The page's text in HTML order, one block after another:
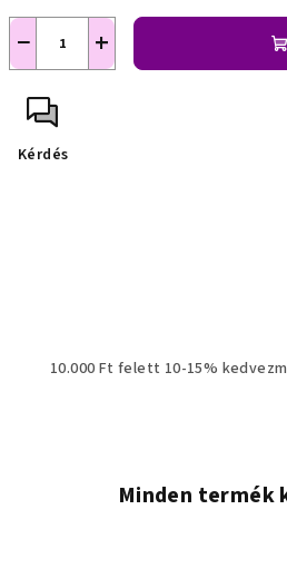
+
−
Kérdés
10.000 Ft felett 10-15%
Minden termék